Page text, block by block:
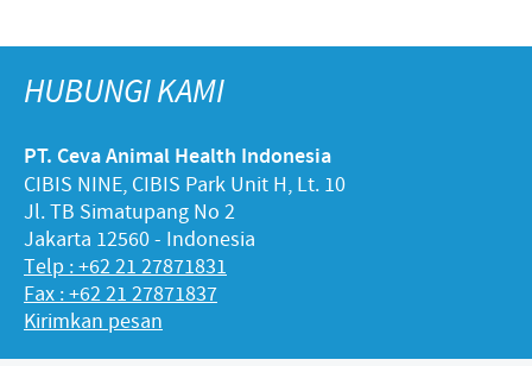
HUBUNGI KAMI
PT. Ceva Animal Health Indonesia
CIBIS NINE, CIBIS Park Unit H, Lt. 10
Jl. TB Simatupang No 2
Jakarta 12560 - Indonesia
Telp : +62 21 27871831
Fax : +62 21 27871837
Kirimkan pesan